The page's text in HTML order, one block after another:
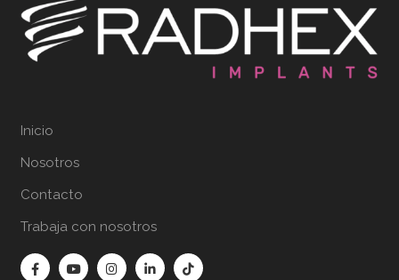
Inicio
Nosotros
Contacto
Trabaja con nosotros